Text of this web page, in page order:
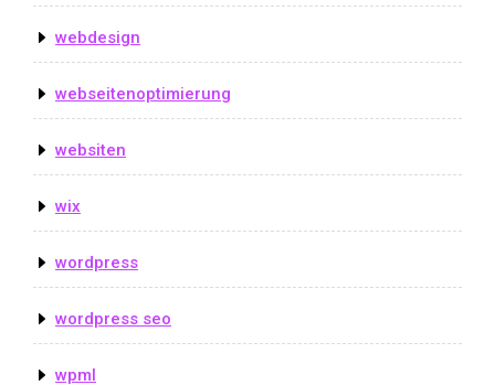
webdesign
webseitenoptimierung
websiten
wix
wordpress
wordpress seo
wpml